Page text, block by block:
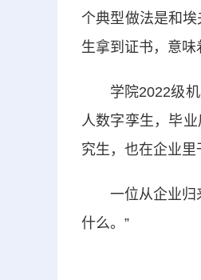
个典型做法是和
生拿到证书，意味
学院2022级机
人数字孪生，毕
究生，也在企业里
一位从企业归来
什么。”